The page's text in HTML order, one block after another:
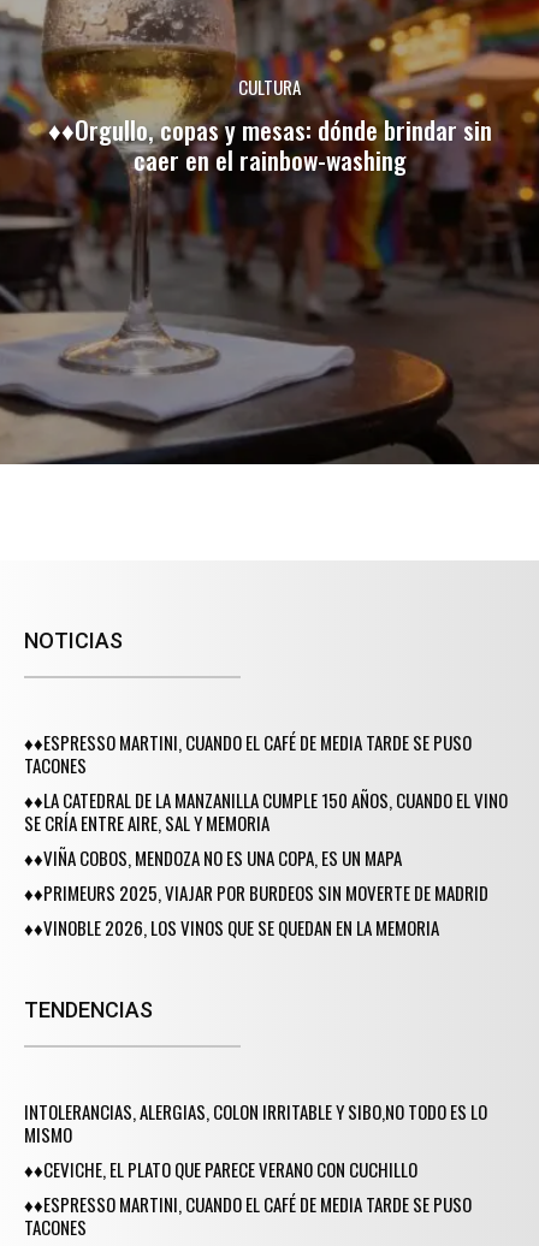
CULTURA
♦♦Orgullo, copas y mesas: dónde brindar sin
caer en el rainbow-washing
NOTICIAS
♦♦ESPRESSO MARTINI, CUANDO EL CAFÉ DE MEDIA TARDE SE PUSO
TACONES
♦♦LA CATEDRAL DE LA MANZANILLA CUMPLE 150 AÑOS, CUANDO EL VINO
SE CRÍA ENTRE AIRE, SAL Y MEMORIA
♦♦VIÑA COBOS, MENDOZA NO ES UNA COPA, ES UN MAPA
♦♦PRIMEURS 2025, VIAJAR POR BURDEOS SIN MOVERTE DE MADRID
♦♦VINOBLE 2026, LOS VINOS QUE SE QUEDAN EN LA MEMORIA
TENDENCIAS
INTOLERANCIAS, ALERGIAS, COLON IRRITABLE Y SIBO,NO TODO ES LO
MISMO
♦♦CEVICHE, EL PLATO QUE PARECE VERANO CON CUCHILLO
♦♦ESPRESSO MARTINI, CUANDO EL CAFÉ DE MEDIA TARDE SE PUSO
TACONES